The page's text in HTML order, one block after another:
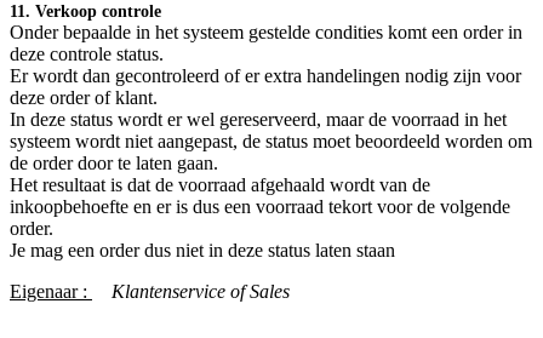
11. Verkoop controle
Onder bepaalde in het systeem gestelde condities komt een order in
deze controle status.
Er wordt dan gecontroleerd of er extra handelingen nodig zijn voor
deze order of klant.
In deze status wordt er wel gereserveerd, maar de voorraad in het
systeem wordt niet aangepast, de status moet beoordeeld worden om
de order door te laten gaan.
Het resultaat is dat de voorraad afgehaald wordt van de
inkoopbehoefte en er is dus een voorraad tekort voor de volgende
order.
Je mag een order dus niet in deze status laten staan
Eigenaar :
Klantenservice of Sales